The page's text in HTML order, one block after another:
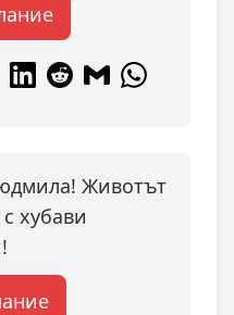
Животът
хубави